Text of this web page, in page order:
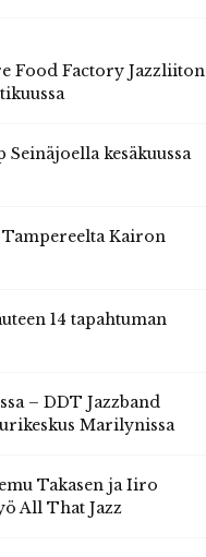
Food Factory Jazzliiton
Seinäjoella kesäkuussa
Kairon
14 tapahtuman
– DDT Jazzband
Marilynissa
Takasen ja Iiro
All That Jazz